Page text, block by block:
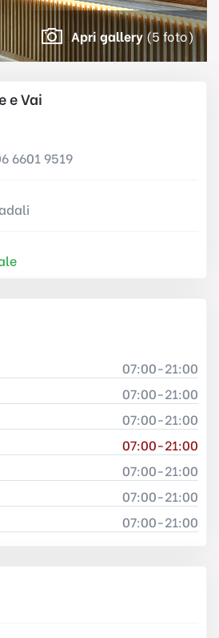
Apri gallery (5 foto)
e Vai
6601 9519
07:00-21:00
07:00-21:00
07:00-21:00
07:00-21:00
07:00-21:00
07:00-21:00
07:00-21:00